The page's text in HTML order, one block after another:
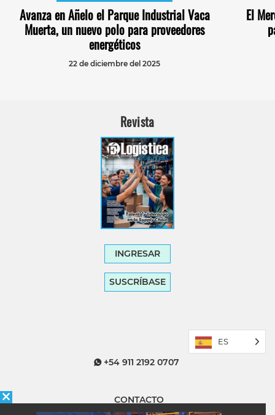
Avanza en Añelo el Parque Industrial Vaca
Muerta, un nuevo polo para proveedores
energéticos
22 de diciembre del 2025
El
Revista
INGRESAR
SUSCRÍBASE
+54 911 2192 0707
CONTACTO
ES